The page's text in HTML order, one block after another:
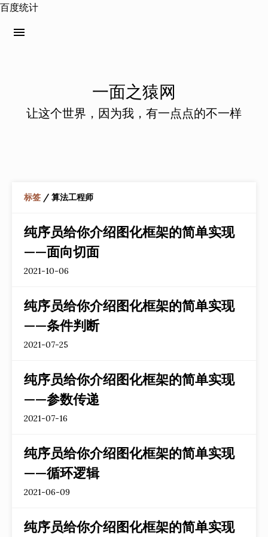
百度统计
menu
一面之猿网
让这个世界，因为我，有一点点的不一样
标签 / 算法工程师
纯序员给你介绍图化框架的简单实现
——面向切面
2021-10-06
纯序员给你介绍图化框架的简单实现
——条件判断
2021-07-25
纯序员给你介绍图化框架的简单实现
——参数传递
2021-07-16
纯序员给你介绍图化框架的简单实现
——循环逻辑
2021-06-09
纯序员给你介绍图化框架的简单实现